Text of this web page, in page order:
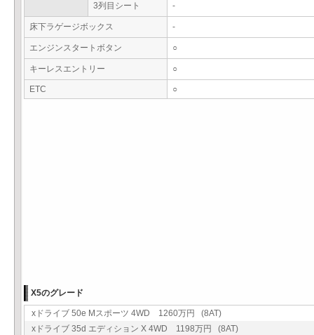
3列目シート -
床下ラゲージボックス -
エンジンスタートボタン ○
キーレスエントリー ○
ETC ○
X5のグレード
xドライブ 50e Mスポーツ 4WD 1260万円 (8AT)
xドライブ 35d エディション X 4WD 1198万円 (8AT)